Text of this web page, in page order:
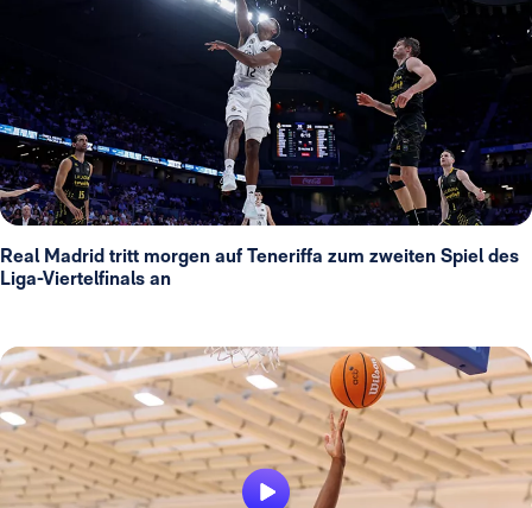
Real Madrid tritt morgen auf Teneriffa zum zweiten Spiel des
Liga-Viertelfinals an